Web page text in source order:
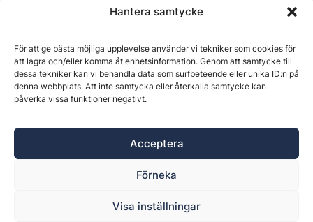
Hantera samtycke
För att ge bästa möjliga upplevelse använder vi tekniker som cookies för
att lagra och/eller komma åt enhetsinformation. Genom att samtycke till
dessa tekniker kan vi behandla data som surfbeteende eller unika ID:n på
denna webbplats. Att inte samtycka eller återkalla samtycke kan
påverka vissa funktioner negativt.
Acceptera
Förneka
Visa inställningar
Kontakta oss
Östernäsvägen 1, 827 32 Ljusdal, org.nr: 556625-6425 -
Ansvarig utgivare: Henrik Ekberg. Innehållet på denna
webbplats är upphovsrättsligt skyddat. Ange källa vid citering.
Byggvärlden är en del avMarknadsdatagruppen
Policy för datahantering, integritet och cookies